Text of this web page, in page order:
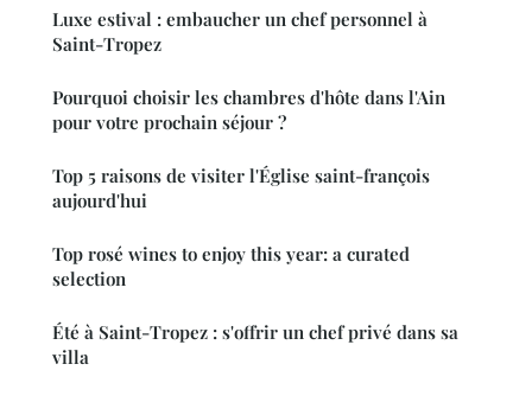
Luxe estival : embaucher un chef personnel à
Saint-Tropez
Pourquoi choisir les chambres d'hôte dans l'Ain
pour votre prochain séjour ?
Top 5 raisons de visiter l'Église saint-françois
aujourd'hui
Top rosé wines to enjoy this year: a curated
selection
Été à Saint-Tropez : s'offrir un chef privé dans sa
villa